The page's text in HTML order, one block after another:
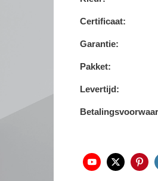
Certificaat:
Garantie:
Pakket:
Levertijd: